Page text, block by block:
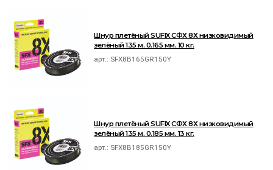
Шнур плетёный SUFIX СФХ 8Х низковидимый
зелёный 135 м. 0.165 мм. 10 кг.
арт.: SFX8B165GR150Y
Шнур плетёный SUFIX СФХ 8Х низковидимый
зелёный 135 м. 0.185 мм. 13 кг.
арт.: SFX8B185GR150Y